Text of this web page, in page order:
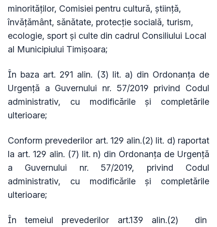
minorităţilor, Comisiei pentru cultură, ştiinţă,
învăţământ, sănătate, protecţie socială, turism,
ecologie, sport şi culte din cadrul Consiliului Local
al Municipiului Timişoara;
În baza art. 291 alin. (3) lit. a) din Ordonanţa de
Urgenţă a Guvernului nr. 57/2019 privind Codul
administrativ, cu modificările și completările
ulterioare;
Conform prevederilor art. 129 alin.(2) lit. d) raportat
la art. 129 alin. (7) lit. n) din Ordonanţa de Urgenţă
a Guvernului nr. 57/2019, privind Codul
administrativ, cu modificările și completările
ulterioare;
În temeiul prevederilor art.139 alin.(2) din